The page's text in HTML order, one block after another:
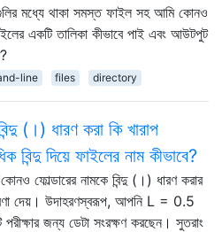
মধ্যে থাকা সমস্ত ফাইল সহ আমি কোনও
একটি তালিকা কীভাবে পাই এবং আউটপুট
line files directory
(।) ধারণ করা কি খারাপ
বিন্দু দিয়ে ফাইলের নাম কীভাবে?
ফোল্ডারের নামকে বিন্দু (।) ধারণ করার
দেয়। উদাহরণস্বরূপ, আপনি L = 0.5
পরীক্ষার জন্য ডেটা সংরক্ষণ করছেন। সুতরাং